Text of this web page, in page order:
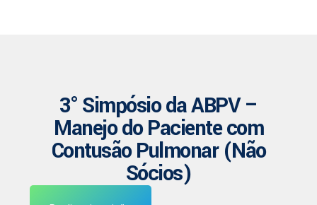
3° Simpósio da ABPV –
Manejo do Paciente com
Contusão Pulmonar (Não
Sócios)